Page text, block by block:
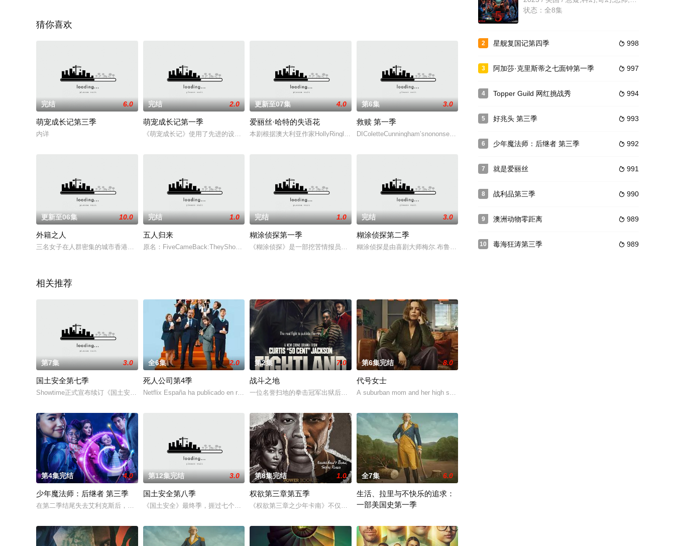
猜你喜欢
完结 6.0
萌宠成长记第三季
内详
完结 2.0
萌宠成长记第一季
《萌宠成长记》使用了先进的设备，并借鉴拍摄野生动物纪录片的手法，每一集跟随三组初生的小宠物来记录它们的生活，从出生到蹒跚
更新至07集 4.0
爱丽丝·哈特的失语花
本剧根据澳大利亚作家HollyRingland的小说改编，简体中文版已在2019年6月由中信出版集团引进；《企鹅布鲁姆》
第6集 3.0
救赎 第一季
DIColetteCunningham’snononsenseapproachtopolicinghasearnedhe
更新至06集 10.0
外籍之人
三名女子在人群密集的城市香港落脚，身为外籍人士，她们因一场突如其来的悲剧被联系在一起。
完结 1.0
五人归来
原名：FiveCameBack:TheyShowedtheWartotheWorld剧情简介：《五人归来：好莱坞与第二次
完结 1.0
糊涂侦探第一季
《糊涂侦探》是一部挖苦情报员类型的美国喜剧电视系列剧美国特工局最“精明”的特工名叫麦克斯维•精明（唐•亚当斯饰），特工代
完结 3.0
糊涂侦探第二季
糊涂侦探是由喜剧大师梅尔.布鲁克斯编剧的电视剧集《糊涂侦探》在60年代仿效当时流行的007系列电影改编
相关推荐
第7集 3.0
国土安全第七季
Showtime正式宣布续订《国土安全》第7季。
全6集 2.0
死人公司第4季
Netflix España ha publicado en redes sociales una foto en el
第2集 7.0
战斗之地
一位名誉扫地的拳击冠军出狱后回到伦敦，向背叛他的犯罪家族展开复仇。
第6集完结 8.0
代号女士
A suburban mom and her high school friend plot to frighten h
第4集完结 4.0
少年魔法师：后继者 第三季
在第二季结尾失去艾利克斯后，比莉仍然沉浸在悲痛之中。她发现，拯救母亲的唯一方法是与失散多年的父亲重聚。随着全家人齐心协力
第12集完结 3.0
国土安全第八季
《国土安全》最终季，捱过七个多月俄罗斯残酷监禁的卡丽·马瑟森日渐康复，但其相关记忆仍旧支离破碎，这对索尔·贝伦森而言是个
第8集完结 1.0
权欲第三章第五季
《权欲第三章之少年卡南》不仅讲述了卡南斯塔克的童年故事，而且还将是一部庞大的家庭剧，讲述那些抚养他的人、以及他年少时期认
全7集 6.0
生活、拉里与不快乐的追求：
一部美国史第一季
状态：全8集
2  998
星舰复国记第四季
3  997
阿加莎·克里斯蒂之七面钟第一季
4  994
Topper Guild 网红挑战秀
5  993
好兆头 第三季
6  992
少年魔法师：后继者 第三季
7  991
就是爱丽丝
8  990
战利品第三季
9  989
澳洲动物零距离
10  989
毒海狂涛第三季